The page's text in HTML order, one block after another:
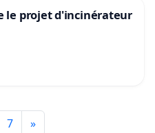
le projet d'incinérateur
7 »